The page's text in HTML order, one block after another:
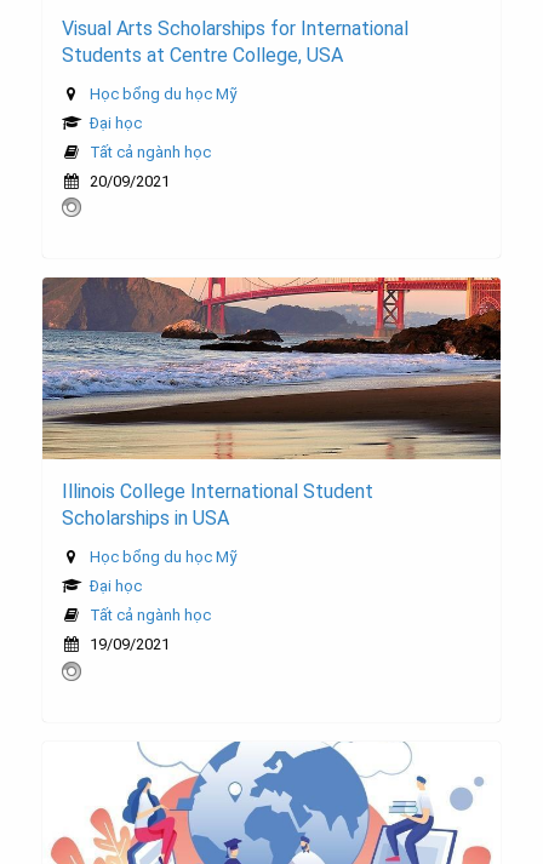
Visual Arts Scholarships for International
Students at Centre College, USA
Học bổng du học Mỹ
Đại học
Tất cả ngành học
20/09/2021
Illinois College International Student
Scholarships in USA
Học bổng du học Mỹ
Đại học
Tất cả ngành học
19/09/2021